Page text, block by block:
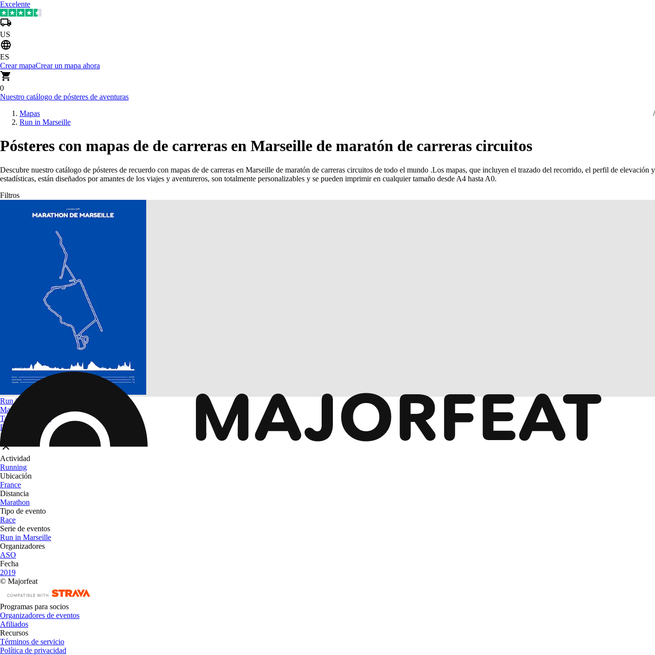
Excelente
US
ES
Crear mapaCrear un mapa ahora
0
Nuestro catálogo de pósteres de aventuras
Mapas
Run in Marseille
Pósteres con mapas de de carreras en Marseille de maratón de carreras circuitos
Descubre nuestro catálogo de pósteres de recuerdo con mapas de de carreras en Marseille de maratón de carreras circuitos de todo el mundo .Los mapas, que incluyen el trazado del recorrido, el perfil de elevación y
estadísticas, están diseñados por amantes de los viajes y aventureros, son totalmente personalizables y se pueden imprimir en cualquier tamaño desde A4 hasta A0.
Filtros
Run in Marseille
Marseille Marathon
Tamaño
Desde
Filtros
Actividad
Running
Ubicación
France
Distancia
Marathon
Tipo de evento
Race
Serie de eventos
Run in Marseille
Organizadores
ASO
Fecha
2019
© Majorfeat
Programas para socios
Organizadores de eventos
Afiliados
Recursos
Términos de servicio
Política de privacidad